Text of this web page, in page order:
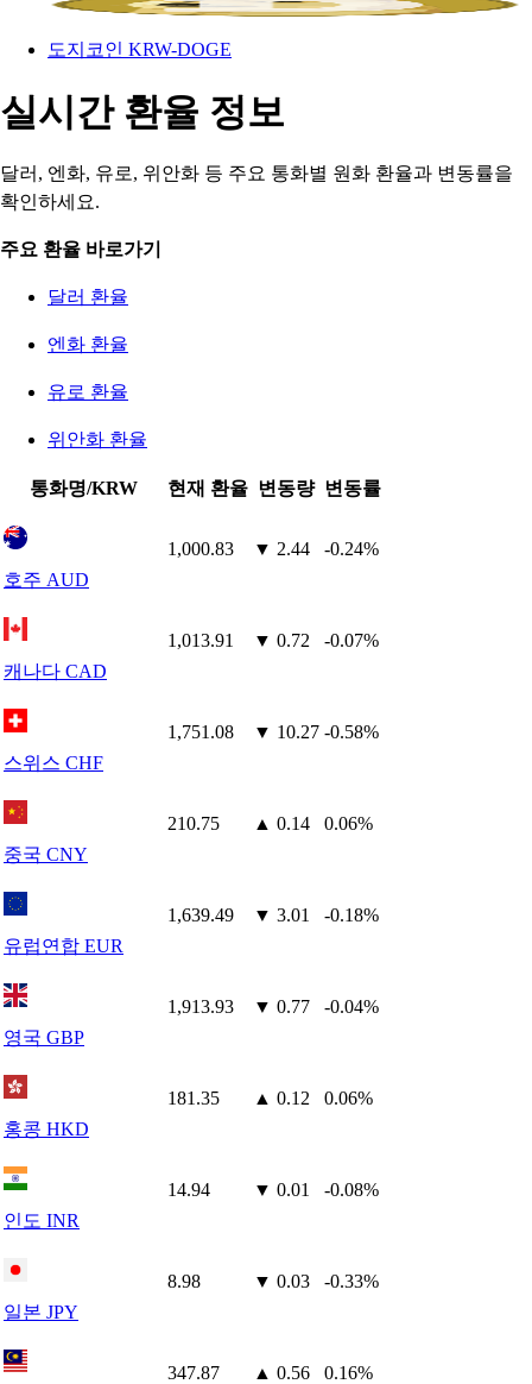
도지코인 KRW-DOGE
실시간 환율 정보
달러, 엔화, 유로, 위안화 등 주요 통화별 원화 환율과 변동률을
확인하세요.
주요 환율 바로가기
달러 환율
엔화 환율
유로 환율
위안화 환율
통화명/KRW 현재 환율 변동량 변동률
호주 AUD
1,000.83 ▼ 2.44 -0.24%
캐나다 CAD
1,013.91 ▼ 0.72 -0.07%
스위스 CHF
1,751.08 ▼ 10.27 -0.58%
중국 CNY
210.75 ▲ 0.14 0.06%
유럽연합 EUR
1,639.49 ▼ 3.01 -0.18%
영국 GBP
1,913.93 ▼ 0.77 -0.04%
홍콩 HKD
181.35 ▲ 0.12 0.06%
인도 INR
14.94 ▼ 0.01 -0.08%
일본 JPY
8.98 ▼ 0.03 -0.33%
347.87 ▲ 0.56 0.16%